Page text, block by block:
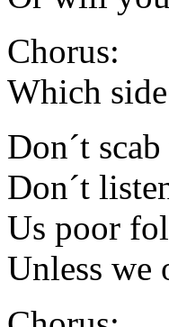
Chorus:
Which
Don´t
Don´t
Us poor
Unless we